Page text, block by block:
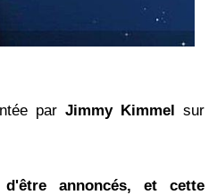
par Jimmy Kimmel sur
annoncés, et cette